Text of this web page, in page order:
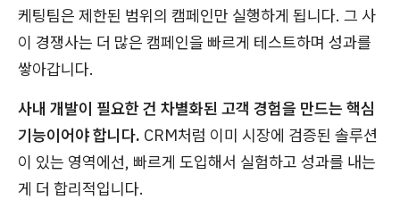
케팅팀은 제한된 범위의 캠페인만 실행하게 됩니다. 그 사
이 경쟁사는 더 많은 캠페인을 빠르게 테스트하며 성과를
쌓아갑니다.
사내 개발이 필요한 건 차별화된 고객 경험을 만드는 핵심
기능이어야 합니다. CRM처럼 이미 시장에 검증된 솔루션
이 있는 영역에선, 빠르게 도입해서 실험하고 성과를 내는
게 더 합리적입니다.